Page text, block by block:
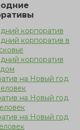
корпоратив
корпоратив в
корпоратив
на Новый год
на Новый год
на Новый год